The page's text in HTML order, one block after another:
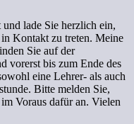
lade Sie herzlich ein,
Kontakt zu treten. Meine
Sie auf der
vorerst bis zum Ende des
eine Lehrer- als auch
Bitte melden Sie,
Voraus dafür an. Vielen